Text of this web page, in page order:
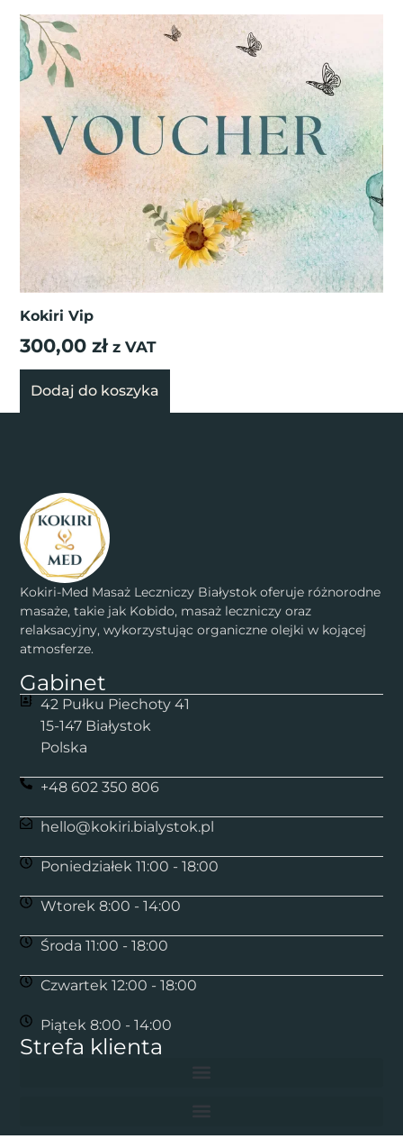
Kokiri Vip
300,00zł z VAT
Dodaj do koszyka
Kokiri-Med Masaż Leczniczy Białystok oferuje różnorodne
masaże, takie jak Kobido, masaż leczniczy oraz
relaksacyjny, wykorzystując organiczne olejki w kojącej
atmosferze.
Gabinet
42 Pułku Piechoty 41
15-147 Białystok
Polska
+48 602 350 806
hello@kokiri.bialystok.pl
Poniedziałek 11:00 - 18:00
Wtorek 8:00 - 14:00
Środa 11:00 - 18:00
Czwartek 12:00 - 18:00
Piątek 8:00 - 14:00
Strefa klienta